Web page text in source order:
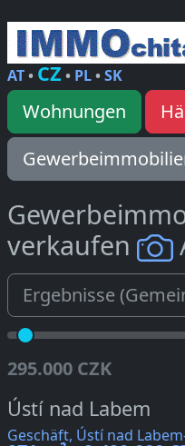
AT• CZ • PL•SK
Wohnungen
verkaufen
295.000 CZK
Ústí nad Labem
Geschäft, Ústí nad